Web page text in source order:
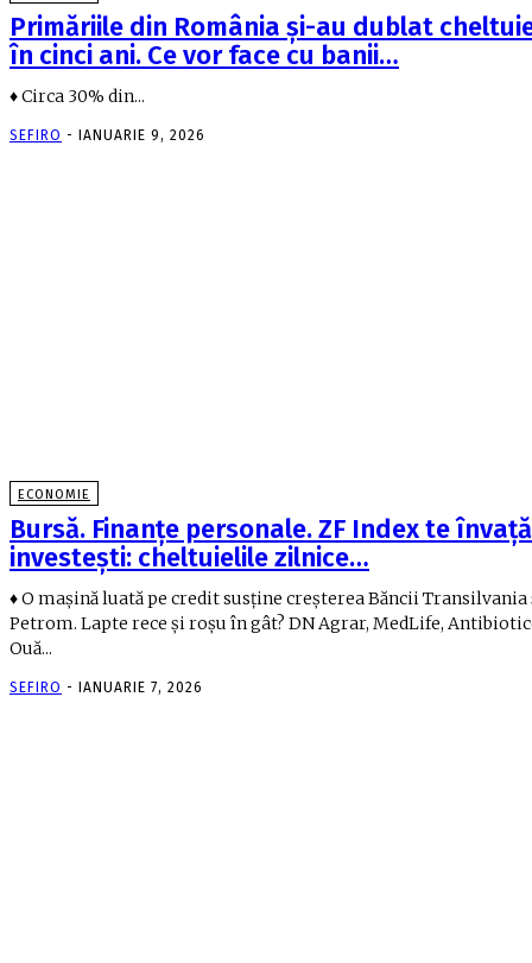
Primăriile din România şi-au dublat
în cinci ani. Ce vor face cu banii…
♦ Circa 30% din...
SEFIRO - IANUARIE 9, 2026
ECONOMIE
Bursă. Finanţe personale. ZF Index te
investeşti: cheltuielile zilnice…
♦ O maşină luată pe credit susţine creşterea Băncii Transilvania
Petrom. Lapte rece şi roşu în gât? DN Agrar, MedLife,
Ouă...
SEFIRO - IANUARIE 7, 2026